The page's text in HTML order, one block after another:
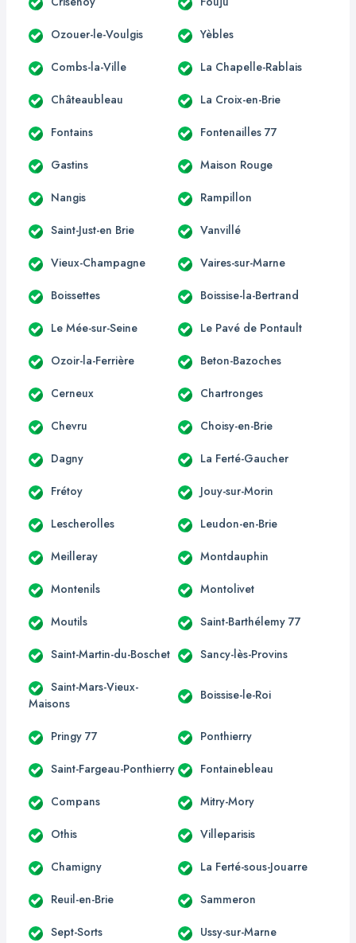
Ozouer-le-Voulgis Yèbles
Combs-la-Ville La Chapelle-Rablais
Châteaubleau La Croix-en-Brie
Fontains Fontenailles 77
Gastins Maison Rouge
Nangis Rampillon
Saint-Just-en Brie Vanvillé
Vieux-Champagne Vaires-sur-Marne
Boissettes Boissise-la-Bertrand
Le Mée-sur-Seine Le Pavé de Pontault
Ozoir-la-Ferrière Beton-Bazoches
Cerneux Chartronges
Chevru Choisy-en-Brie
Dagny La Ferté-Gaucher
Frétoy Jouy-sur-Morin
Lescherolles Leudon-en-Brie
Meilleray Montdauphin
Montenils Montolivet
Moutils Saint-Barthélemy 77
Saint-Martin-du-Boschet Sancy-lès-Provins
Saint-Mars-Vieux-
Maisons
Boissise-le-Roi
Pringy 77 Ponthierry
Saint-Fargeau-Ponthierry Fontainebleau
Compans Mitry-Mory
Othis Villeparisis
Chamigny La Ferté-sous-Jouarre
Reuil-en-Brie Sammeron
Sept-Sorts Ussy-sur-Marne